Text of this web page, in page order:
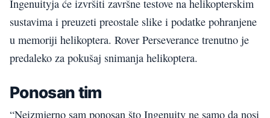
Ingenuityja će izvršiti završne testove na helikopterskim
sustavima i preuzeti preostale slike i podatke pohranjene
u memoriji helikoptera. Rover Perseverance trenutno je
predaleko za pokušaj snimanja helikoptera.
Ponosan tim
“Neizmjerno sam ponosan što Ingenuity ne samo da nosi